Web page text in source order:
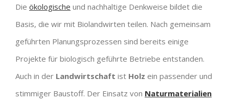
Die ökologische und nachhaltige Denkweise bildet die
Basis, die wir mit Biolandwirten teilen. Nach gemeinsam
geführten Planungsprozessen sind bereits einige
Projekte für biologisch geführte Betriebe entstanden.
Auch in der Landwirtschaft ist Holz ein passender und
stimmiger Baustoff. Der Einsatz von Naturmaterialien